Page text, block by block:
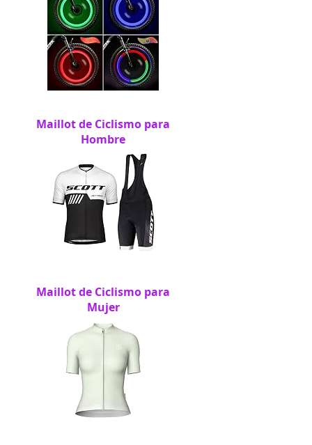
Maillot de Ciclismo para
Hombre
Maillot de Ciclismo para
Mujer